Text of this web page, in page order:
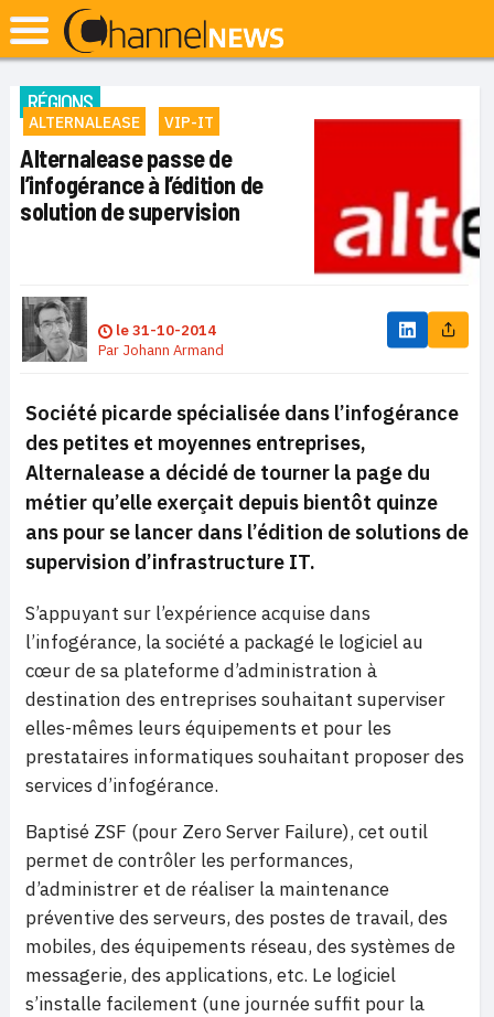
RÉGIONS
ALTERNALEASE VIP-IT
Alternalease passe de
l’infogérance à l’édition de
solution de supervision
le31-10-2014
Par Johann Armand
Société picarde spécialisée dans l’infogérance
des petites et moyennes entreprises,
Alternalease a décidé de tourner la page du
métier qu’elle exerçait depuis bientôt quinze
ans pour se lancer dans l’édition de solutions de
supervision d’infrastructure IT.
S’appuyant sur l’expérience acquise dans
l’infogérance, la société a packagé le logiciel au
cœur de sa plateforme d’administration à
destination des entreprises souhaitant superviser
elles-mêmes leurs équipements et pour les
prestataires informatiques souhaitant proposer des
services d’infogérance.
Baptisé ZSF (pour Zero Server Failure), cet outil
permet de contrôler les performances,
d’administrer et de réaliser la maintenance
préventive des serveurs, des postes de travail, des
mobiles, des équipements réseau, des systèmes de
messagerie, des applications, etc. Le logiciel
s’installe facilement (une journée suffit pour la